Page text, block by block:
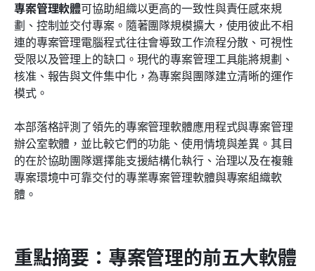
專案管理軟體可協助組織以更高的一致性與責任感來規
劃、控制並交付專案。隨著團隊規模擴大，使用彼此不相
連的專案管理電腦程式往往會導致工作流程分散、可視性
受限以及管理上的缺口。現代的專案管理工具能將規劃、
核准、報告與文件集中化，為專案與團隊建立清晰的運作
模式。
本部落格評測了領先的專案管理軟體應用程式與專案管理
辦公室軟體，並比較它們的功能、使用情境與差異。其目
的在於協助團隊選擇能支援結構化執行、治理以及在複雜
專案環境中可靠交付的專業專案管理軟體與專案組織軟
體。
重點摘要：專案管理的前五大軟體
專業專案管理軟體的4項關鍵功能
頂尖清單：15 種管理專案、任務與團隊工作流程的
工具
如何選擇合適的專案管理軟體
常見問題
相關閱讀